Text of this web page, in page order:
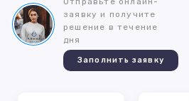
заявку и получите
решение в течение
дня
Заполнить заявку